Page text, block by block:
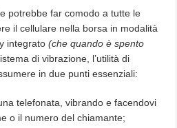
potrebbe far comodo a tutte le
il cellulare nella borsa in modalità
integrato(che quando è spento
di vibrazione, l’utilità di
in due punti essenziali:
telefonata, vibrando e facendovi
o il numero del chiamante;